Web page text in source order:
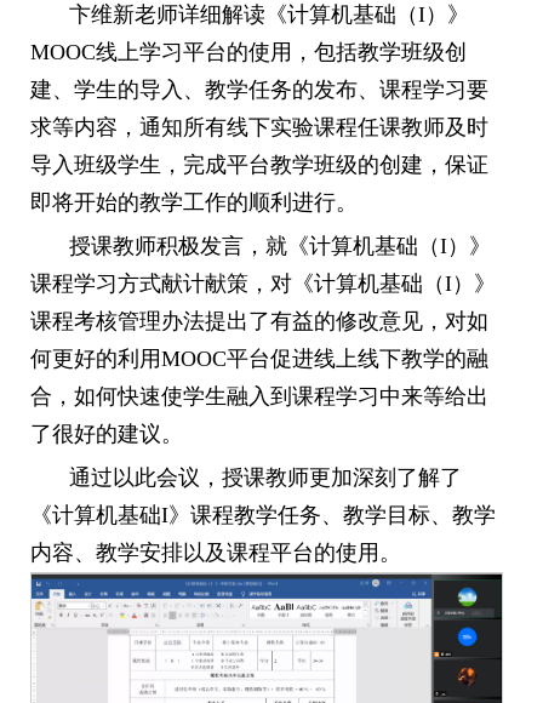
卞维新老师详细解读《计算机基础（I）》
MOOC线上学习平台的使用，包括教学班级创
建、学生的导入、教学任务的发布、课程学习要
求等内容，通知所有线下实验课程任课教师及时
导入班级学生，完成平台教学班级的创建，保证
即将开始的教学工作的顺利进行。
授课教师积极发言，就《计算机基础（I）》
课程学习方式献计献策，对《计算机基础（I）》
课程考核管理办法提出了有益的修改意见，对如
何更好的利用MOOC平台促进线上线下教学的融
合，如何快速使学生融入到课程学习中来等给出
了很好的建议。
通过以此会议，授课教师更加深刻了解了
《计算机基础I》课程教学任务、教学目标、教学
内容、教学安排以及课程平台的使用。